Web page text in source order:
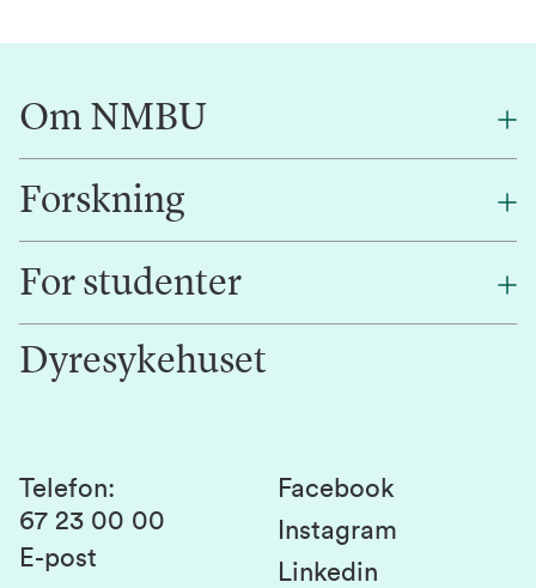
Om NMBU
Om oss
Alumni
Kontakt oss
Forskning
Forskning
Innovasjon
For studenter
Studentlivet
Studier og emner
Studenttinget
Dyresykehuset
Telefon:
67 23 00 00
E-post
Facebook
Instagram
Linkedin